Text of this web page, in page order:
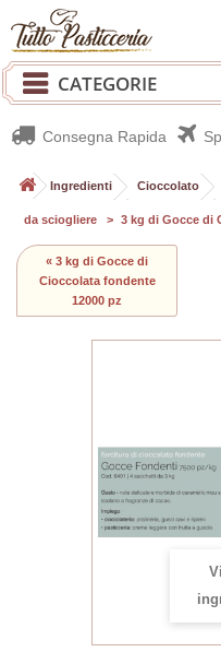
CATEGORIE
Consegna Rapida
> Ingredienti >Cioccolato
da sciogliere > 3 kg di Gocce di
« 3 kg di Gocce di
Cioccolata fondente
12000 pz